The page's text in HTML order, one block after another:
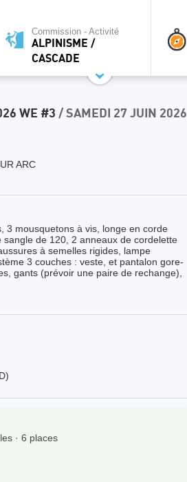
Commission - Activité
ALPINISME /
CASCADE
WE #3 / SAMEDI 27 JUIN 2026
ARC
3 mousquetons à vis, longe en corde
de 120, 2 anneaux de cordelette
à semelles rigides, lampe
3 couches : veste, et pantalon gore-
gants (prévoir une paire de rechange),
· 6 places